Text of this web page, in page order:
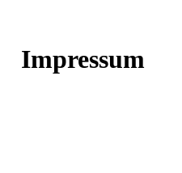
Impressum